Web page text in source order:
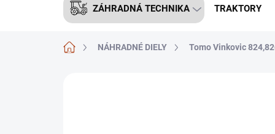
ZÁHRADNÁ TECHNIKA TRAKTORY
DomovNÁHRADNÉ DIELY Tomo Vinkovic